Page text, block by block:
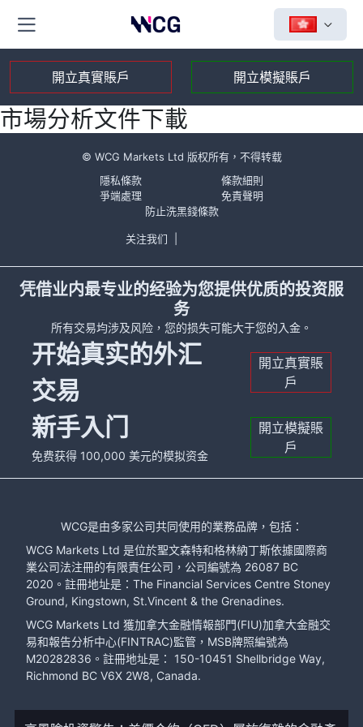
開立真實賬戶 開立模擬賬戶
市場分析文件下載
© WCG Markets Ltd 版权所有，不得转载
隱私條款
條款細則
爭端處理
免責聲明
防止洗黑錢條款
关注我们
凭借业内最专业的经验为您提供优质的投资服
务
所有交易均涉及风险，您的损失可能大于您的入金。
开始真实的外汇
交易
開立真實賬
戶
新手入门
免费获得 100,000 美元的模拟资金
開立模擬賬
戶
WCG是由多家公司共同使用的業務品牌，包括：
WCG Markets Ltd 是位於聖文森特和格林納丁斯依據國際商
業公司法注冊的有限責任公司，公司編號為 26087 BC
2020。註冊地址是：The Financial Services Centre Stoney
Ground, Kingstown, St.Vincent & the Grenadines.
WCG Markets Ltd 獲加拿大金融情報部門(FIU)加拿大金融交
易和報告分析中心(FINTRAC)監管，MSB牌照編號為
M20282836。註冊地址是： 150-10451 Shellbridge Way,
Richmond BC V6X 2W8, Canada.